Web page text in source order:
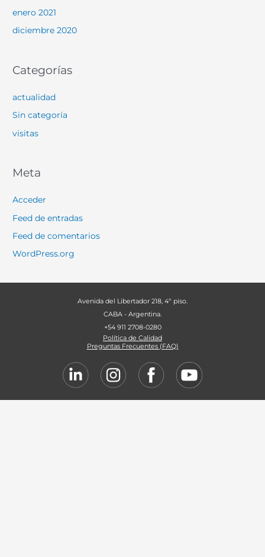
enero 2021
diciembre 2020
Categorías
actualidad
Sin categoría
visitas
Meta
Acceder
Feed de entradas
Feed de comentarios
WordPress.org
Avenida del Libertador 218, 4º piso.
CABA - Argentina.
+54 911 2708-0280
Política de Calidad
Preguntas Frecuentes (FAQ)